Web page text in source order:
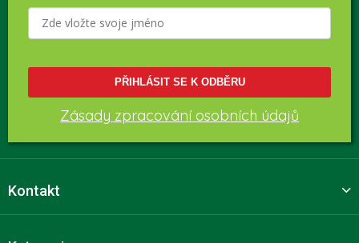
PŘIHLÁSIT SE K ODBĚRU
Zásady zpracování osobních údajů
Kontakt